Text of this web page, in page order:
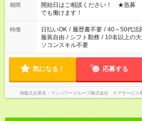
ん ※法令に基づき、週20時間以上勤
となります ※労働者派遣法（日雇い
短時間・短期間の就業はご案内が難
期間
開始日はご相談ください！ ★急募
でも働けます！
特徴 日払いOK / 履歴書不要 / 40～50代活
服装自由 / シフト勤務 / 10名以上の
ソコンスキル不要
気になる！ 応募する
掲載元企業名 マンパワーグループ株式会社 ケアサービス